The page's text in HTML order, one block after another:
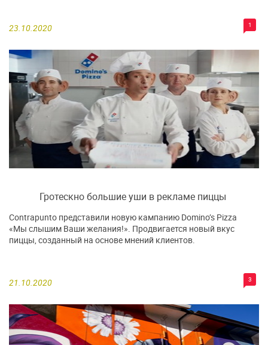
23.10.2020 1
Гротескно большие уши в рекламе пиццы
21.10.2020 3
Contrapunto представили новую кампанию Domino’s Pizza
«Мы слышим Ваши желания!». Продвигается новый вкус
пиццы, созданный на основе мнений клиентов.